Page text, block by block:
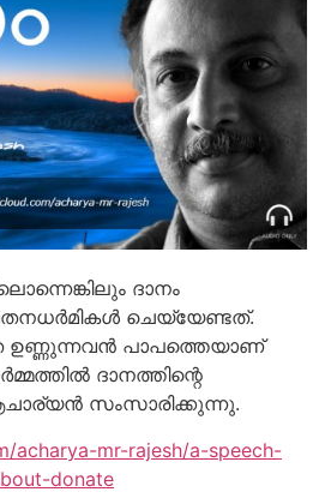
ദാനം
ചെയ്യേണ്ടത്.
പാപത്തെയാണ്
ദാനത്തിന്റെ
സംസാരിക്കുന്നു.
acharya-mr-rajesh/a-speech-
donate